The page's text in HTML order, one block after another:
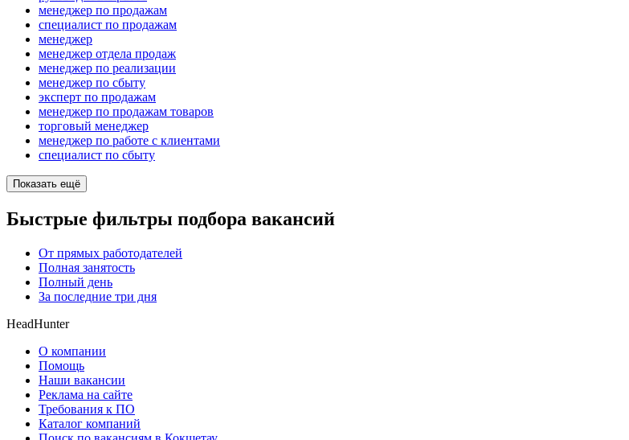
менеджер по продажам
специалист по продажам
менеджер
менеджер отдела продаж
менеджер по реализации
менеджер по сбыту
эксперт по продажам
менеджер по продажам товаров
торговый менеджер
менеджер по работе с клиентами
специалист по сбыту
Показать ещё
Быстрые фильтры подбора вакансий
От прямых работодателей
Полная занятость
Полный день
За последние три дня
HeadHunter
О компании
Помощь
Наши вакансии
Реклама на сайте
Требования к ПО
Каталог компаний